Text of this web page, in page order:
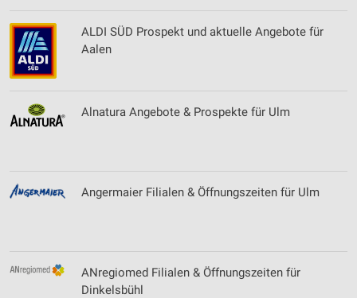
ALDI SÜD Prospekt und aktuelle Angebote für
Aalen
Alnatura Angebote & Prospekte für Ulm
Angermaier Filialen & Öffnungszeiten für Ulm
ANregiomed Filialen & Öffnungszeiten für
Dinkelsbühl